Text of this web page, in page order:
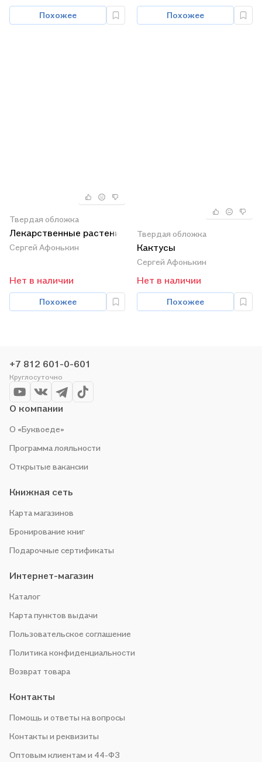
Похожее Похожее
Твердая обложка
Лекарственные растения
Сергей Афонькин
Нет в наличии
Похожее
Твердая обложка
Кактусы
Сергей Афонькин
Нет в наличии
Похожее
+7 812 601-0-601
Круглосуточно
О компании
О «Буквоеде»
Программа лояльности
Открытые вакансии
Книжная сеть
Карта магазинов
Бронирование книг
Подарочные сертификаты
Интернет-магазин
Каталог
Карта пунктов выдачи
Пользовательское соглашение
Политика конфиденциальности
Возврат товара
Контакты
Помощь и ответы на вопросы
Контакты и реквизиты
Оптовым клиентам и 44-ФЗ